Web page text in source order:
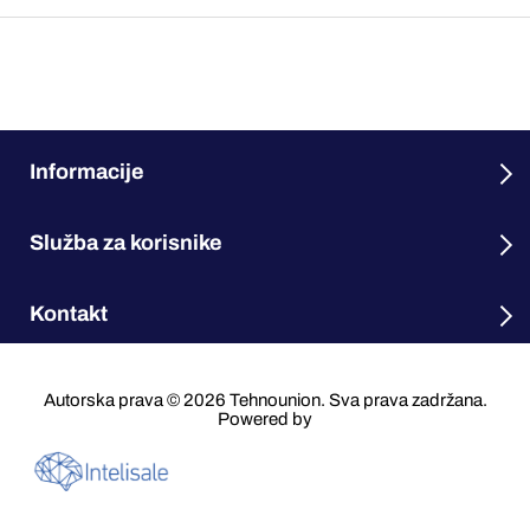
Informacije
Služba za korisnike
Kontakt
Autorska prava © 2026 Tehnounion. Sva prava zadržana.
Powered by